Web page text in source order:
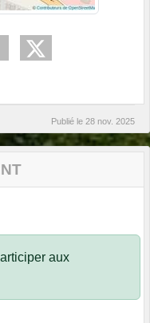
Publié le 28 nov. 2025
aux